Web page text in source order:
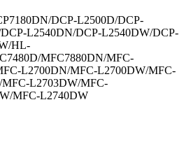
DCP-L2500D/DCP-
L2540DN/DCP-L2540DW/DCP-
HL-
MFC7880DN/MFC-
L2700DN/MFC-L2700DW/MFC-
L2703DW/MFC-
MFC-L2740DW